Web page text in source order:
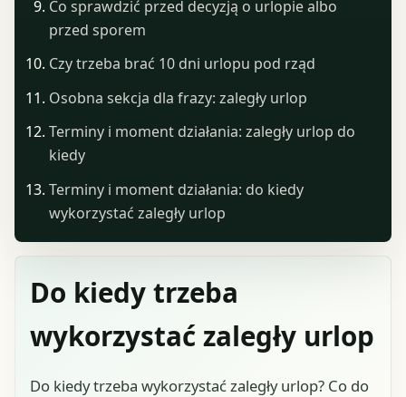
Do kiedy trzeba
wykorzystać zaległy urlop
Do kiedy trzeba wykorzystać zaległy urlop? Co do
Co sprawdzić przed decyzją o urlopie albo
przed sporem
Czy trzeba brać 10 dni urlopu pod rząd
Osobna sekcja dla frazy: zaległy urlop
Terminy i moment działania: zaległy urlop do
kiedy
Terminy i moment działania: do kiedy
wykorzystać zaległy urlop